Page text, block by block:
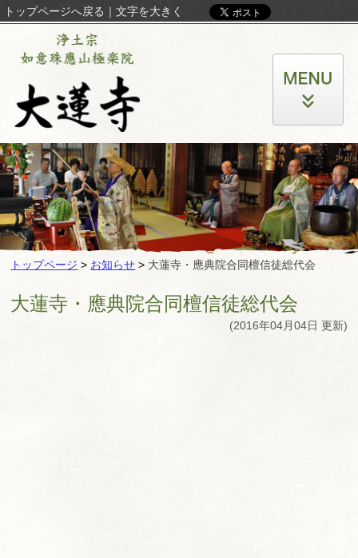
トップページへ戻る ｜ 文字を大きく
トップページ > お知らせ > 大蓮寺・應典院合同檀信徒総代会
大蓮寺・應典院合同檀信徒総代会
(2016年04月04日 更新)